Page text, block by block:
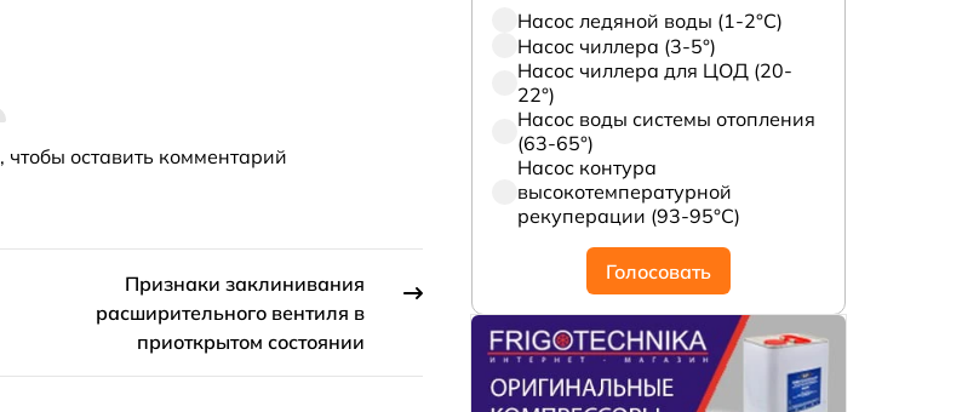
, чтобы оставить комментарий
Признаки заклинивания
расширительного вентиля в
приоткрытом состоянии
Насос ледяной воды (1-2°С)
Насос чиллера (3-5°)
Насос чиллера для ЦОД (20-
22°)
Насос воды системы отопления
(63-65°)
Насос контура
высокотемпературной
рекуперации (93-95°С)
Голосовать